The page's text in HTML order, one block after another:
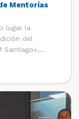
Mentorías
lugar la
del
Santiago»,
Ejecutiva